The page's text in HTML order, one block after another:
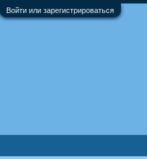
Войти или зарегистрироваться